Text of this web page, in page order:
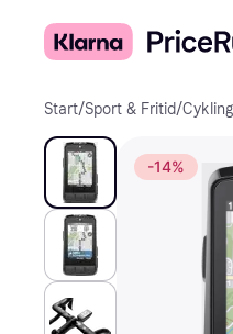
Start/Sport & Fritid/Cykling
-14%